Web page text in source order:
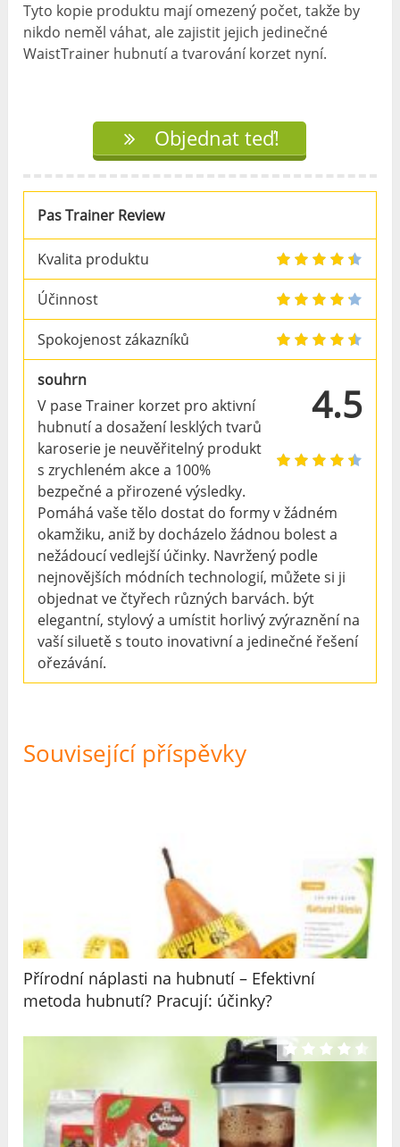
Tyto kopie produktu mají omezený počet, takže by
nikdo neměl váhat, ale zajistit jejich jedinečné
WaistTrainer hubnutí a tvarování korzet nyní.
Objednat teď!
Pas Trainer Review
Kvalita produktu
Účinnost
Spokojenost zákazníků
4.5
souhrn
V pase Trainer korzet pro aktivní
hubnutí a dosažení lesklých tvarů
karoserie je neuvěřitelný produkt
s zrychleném akce a 100%
bezpečné a přirozené výsledky.
Pomáhá vaše tělo dostat do formy v žádném
okamžiku, aniž by docházelo žádnou bolest a
nežádoucí vedlejší účinky. Navržený podle
nejnovějších módních technologií, můžete si ji
objednat ve čtyřech různých barvách. být
elegantní, stylový a umístit horlivý zvýraznění na
vaší siluetě s touto inovativní a jedinečné řešení
ořezávání.
Související příspěvky
Přírodní náplasti na hubnutí – Efektivní
metoda hubnutí? Pracují: účinky?